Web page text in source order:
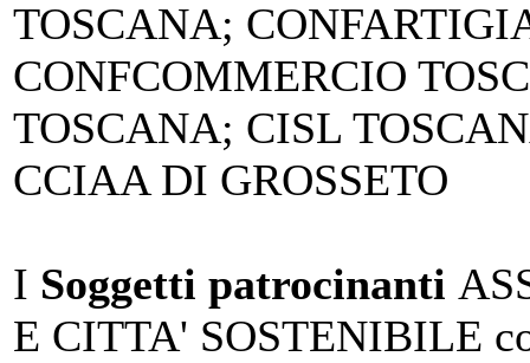
TOSCANA;
CONFCOMMERCIO
TOSCANA; CISL
CCIAA DI GROSSETO
I Soggetti patrocinanti
E CITTA' SOSTENIBILE